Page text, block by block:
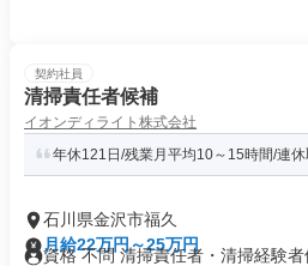
契約社員
清掃責任者候補
イオンディライト株式会社
年休121日/残業月平均10～15時間/連
石川県金沢市福久
月給22万円～25万円
資格 不問 清掃責任者・清掃経験